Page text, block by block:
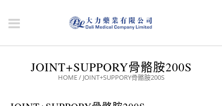
JOINT+SUPPORY骨骼胺200S
HOME/ JOINT+SUPPORY骨骼胺200S